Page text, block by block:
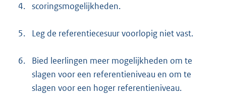
4. scoringsmogelijkheden.
5. Leg de referentiecesuur voorlopig niet vast.
6.
Bied leerlingen meer mogelijkheden om te
slagen voor een referentieniveau en om te
slagen voor een hoger referentieniveau.